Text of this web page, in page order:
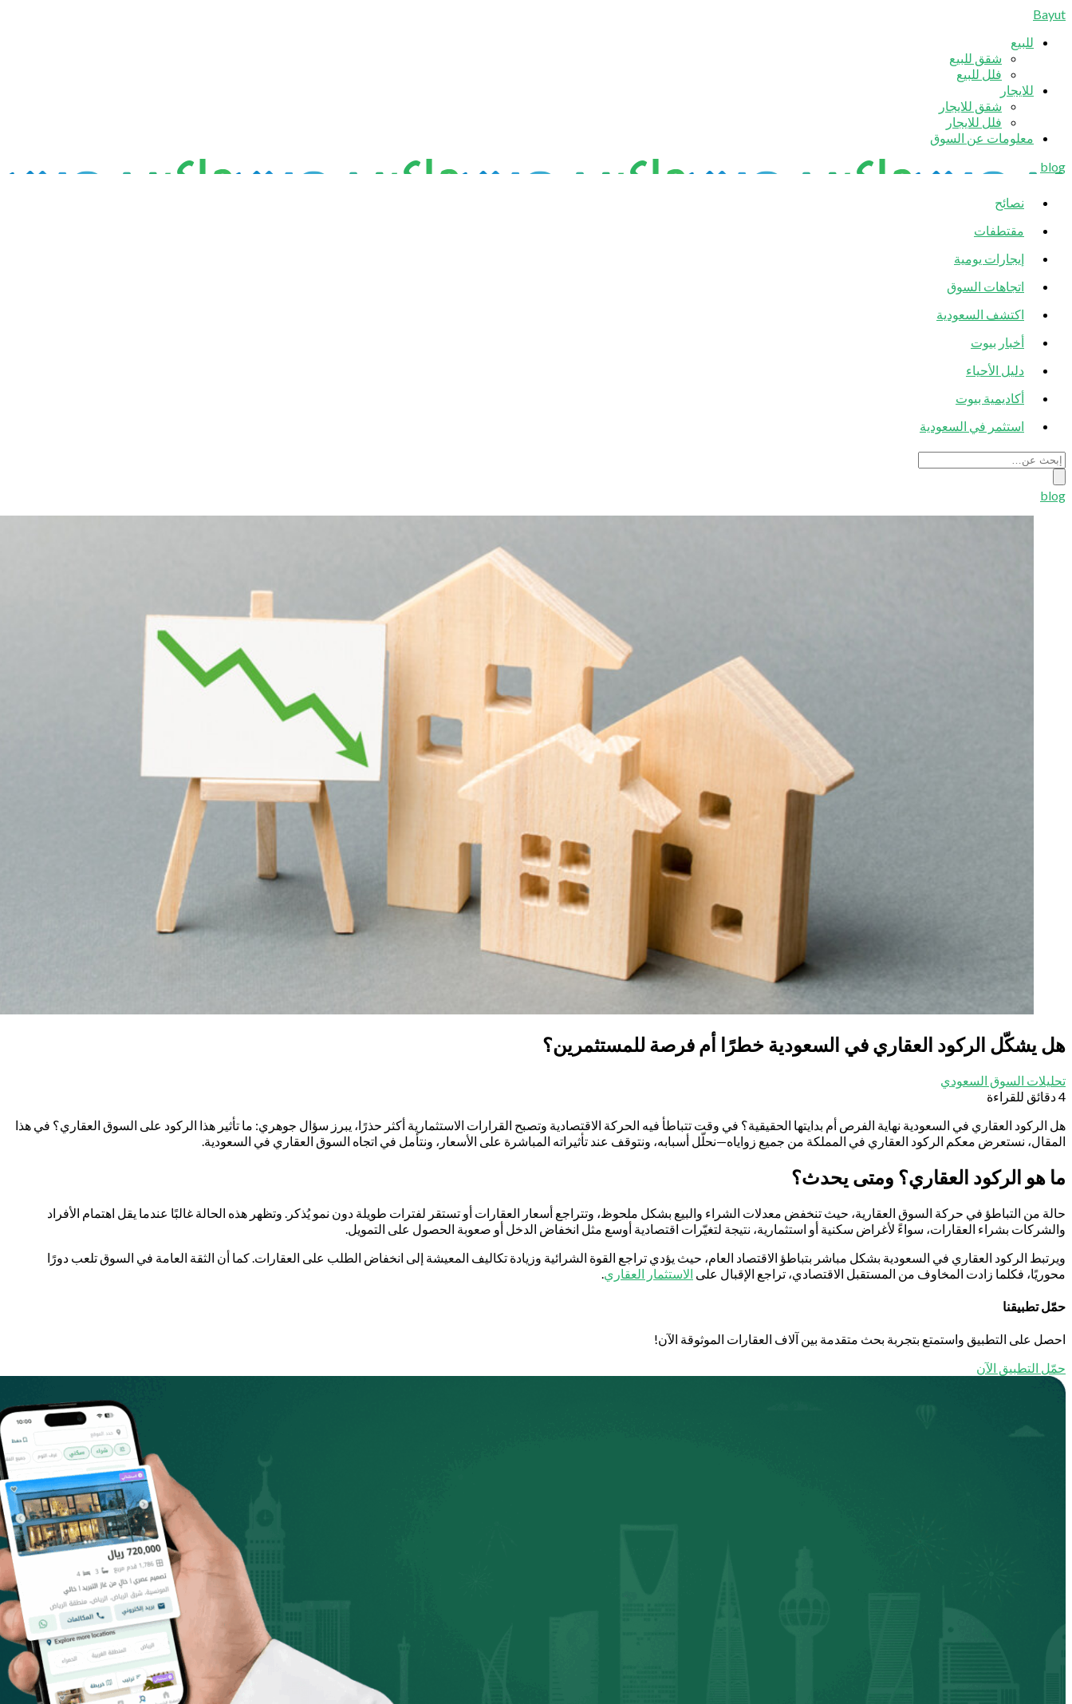
Bayut
للبيع
شقق للبيع
فلل للبيع
للايجار
شقق للايجار
فلل للايجار
معلومات عن السوق
blog
نصائح
مقتطفات
إيجارات يومية
اتجاهات السوق
اكتشف السعودية
أخبار بيوت
دليل الأحياء
أكاديمية بيوت
استثمر في السعودية
blog
هل يشكّل الركود العقاري في السعودية خطرًا أم فرصة للمستثمرين؟
تحليلات السوق السعودي
4 دقائق للقراءة
هل الركود العقاري في السعودية نهاية الفرص أم بدايتها الحقيقية؟ في وقت تتباطأ فيه الحركة الاقتصادية وتصبح القرارات الاستثمارية أكثر حذرًا، يبرز سؤال جوهري: ما تأثير هذا الركود على السوق العقاري؟ في هذا
المقال، نستعرض معكم الركود العقاري في المملكة من جميع زواياه—نحلّل أسبابه، ونتوقف عند تأثيراته المباشرة على الأسعار، ونتأمل في اتجاه السوق العقاري في السعودية.
ما هو الركود العقاري؟ ومتى يحدث؟
حالة من التباطؤ في حركة السوق العقارية، حيث تنخفض معدلات الشراء والبيع بشكل ملحوظ، وتتراجع أسعار العقارات أو تستقر لفترات طويلة دون نمو يُذكر. وتظهر هذه الحالة غالبًا عندما يقل اهتمام الأفراد
والشركات بشراء العقارات، سواءً لأغراض سكنية أو استثمارية، نتيجة لتغيّرات اقتصادية أوسع مثل انخفاض الدخل أو صعوبة الحصول على التمويل.
ويرتبط الركود العقاري في السعودية بشكل مباشر بتباطؤ الاقتصاد العام، حيث يؤدي تراجع القوة الشرائية وزيادة تكاليف المعيشة إلى انخفاض الطلب على العقارات. كما أن الثقة العامة في السوق تلعب دورًا
محوريًا، فكلما زادت المخاوف من المستقبل الاقتصادي، تراجع الإقبال على الاستثمار العقاري
حمّل تطبيقنا
احصل على التطبيق واستمتع بتجربة بحث متقدمة بين آلاف العقارات الموثوقة الآن!
حمّل التطبيق الآن